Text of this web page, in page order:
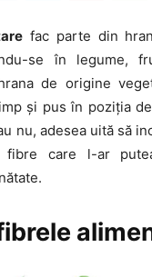
fac parte din
se în legume,
de origine
și pus în poziția
nu, adesea uită să
fibre care l-ar